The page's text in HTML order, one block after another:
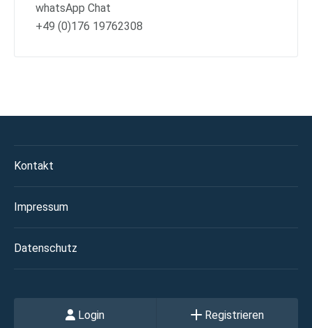
whatsApp Chat
+49 (0)176 19762308
Kontakt
Impressum
Datenschutz
Login Registrieren